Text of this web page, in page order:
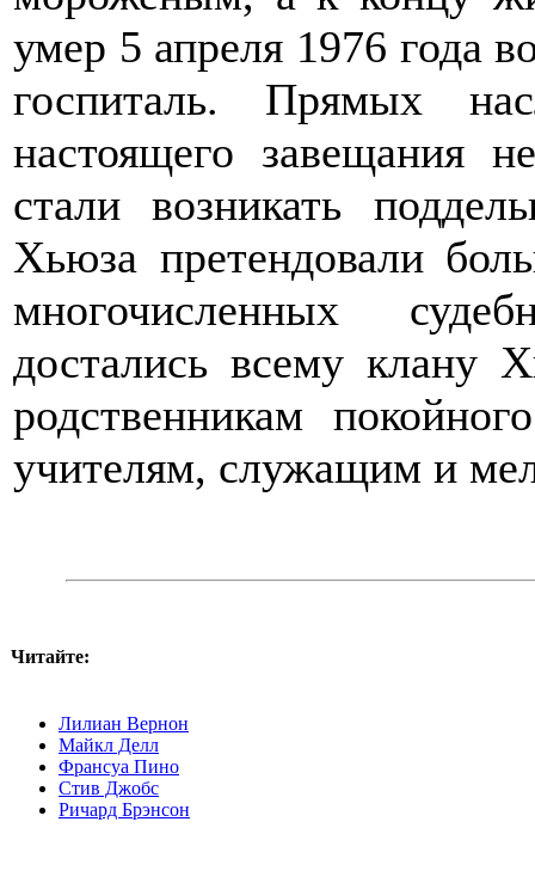
умер 5 апреля 1976 года
госпиталь. Прямых
настоящего завещания
стали возникать
Хьюза претендовали
многочисленных
достались всему клану
родственникам
учителям, служащим и
Читайте:
Лилиан Вернон
Майкл Делл
Франсуа Пино
Стив Джобс
Ричард Брэнсон